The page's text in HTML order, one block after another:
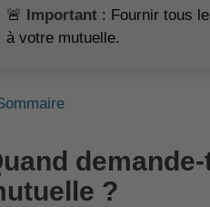
🚨 Important : Fournir tous
à votre mutuelle.
?